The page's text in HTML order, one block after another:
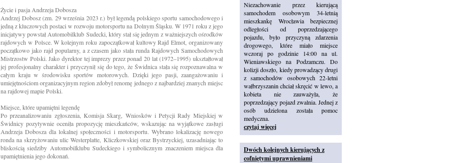
Życie i pasja Andrzeja Dobosza
Andrzej Dobosz (zm. 29 września 2023 r.) był legendą polskiego sportu samochodowego i
jedną z kluczowych postaci w rozwoju motorsportu na Dolnym Śląsku. W 1971 roku z jego
inicjatywy powstał Automobilklub Sudecki, który stał się jednym z ważniejszych ośrodków
rajdowych w Polsce. W kolejnym roku zapoczątkował kultowy Rajd Elmot, organizowany
początkowo jako rajd popularny, a z czasem jako stała runda Rajdowych Samochodowych
Mistrzostw Polski. Jako dyrektor tej imprezy przez ponad 20 lat (1972–1995) ukształtował
jej profesjonalny charakter i przyczynił się do tego, że Świdnica stała się rozpoznawalna w
całym kraju w środowisku sportów motorowych. Dzięki jego pasji, zaangażowaniu i
umiejętnościom organizacyjnym region zdobył renomę jednego z najbardziej znanych miejsc
na rajdowej mapie Polski.
Miejsce, które upamiętni legendę
Po przeanalizowaniu zgłoszenia, Komisja Skarg, Wniosków i Petycji Rady Miejskiej w
Świdnicy pozytywnie oceniła propozycję mieszkańców, wskazując na wyjątkowe zasługi
Andrzeja Dobosza dla lokalnej społeczności i motorsportu. Wybrano lokalizację nowego
ronda na skrzyżowaniu ulic Westerplatte, Kliczkowskiej oraz Bystrzyckiej, uzasadniając to
bliskością siedziby Automobilklubu Sudeckiego i symbolicznym znaczeniem miejsca dla
upamiętnienia jego dokonań.
Niezachowanie przez kierującą
samochodem osobowym 34-letnią
mieszkankę Wrocławia bezpiecznej
odległości od poprzedzającego
pojazdu, było przyczyną zdarzenia
drogowego, które miało miejsce
wczoraj po godzinie 14:00 na ul.
Wieniawskiego na Podzamczu. Do
kolizji doszło, kiedy prowadzący drugi
z samochodów osobowych 22-letni
wałbrzyszanin chciał skręcić w lewo, a
kobieta nie zauważyła, że
poprzedzający pojazd zwalnia. Jednej z
osób udzielona została pomoc
medyczna.
czytaj więcej
Dwóch kolejnych kierujących z
cofniętymi uprawnieniami